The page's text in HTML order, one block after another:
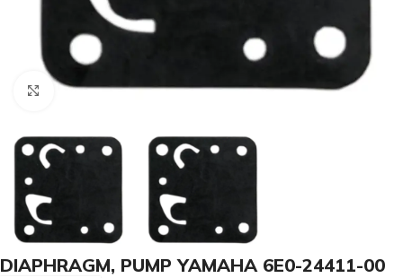
Click to enlarge
DIAPHRAGM, PUMP YAMAHA 6E0-24411-00